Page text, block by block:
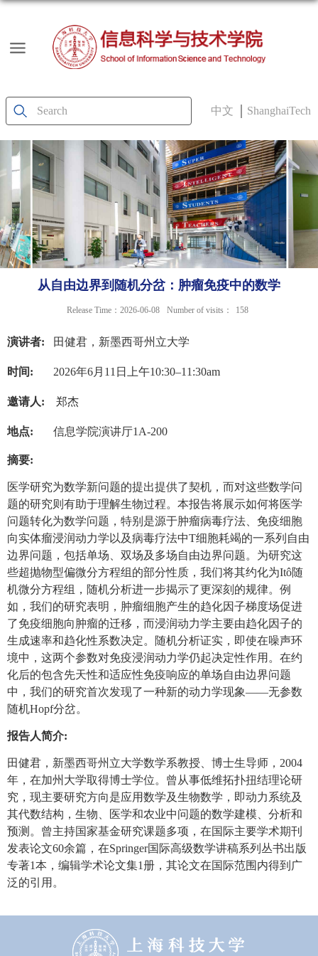
中文 ShanghaiTech
从自由边界到随机分岔：肿瘤免疫中的数学
Release Time：2026-06-08 Number of visits： 158
演讲者: 田健君 ，新墨西哥州立大学
时间: 2026年6月11日上午10:30–11:30am
邀请人: 郑杰
地点: 信息学院演讲厅1A-200
摘要:
医学研究为数学新问题的提出提供了契机，而对这些数学问
题的研究则有助于理解生物过程。本报告将展示如何将医学
问题转化为数学问题，特别是源于肿瘤病毒疗法、免疫细胞
向实体瘤浸润动力学以及病毒疗法中T细胞耗竭的一系列自由
边界问题，包括单场、双场及多场自由边界问题。为研究这
些超抛物型偏微分方程组的部分性质，我们将其约化为Itô随
机微分方程组，随机分析进一步揭示了更深刻的规律。例
如，我们的研究表明，肿瘤细胞产生的趋化因子梯度场促进
了免疫细胞向肿瘤的迁移，而浸润动力学主要由趋化因子的
生成速率和趋化性系数决定。随机分析证实，即使在噪声环
境中，这两个参数对免疫浸润动力学仍起决定性作用。在约
化后的包含先天性和适应性免疫响应的单场自由边界问题
中，我们的研究首次发现了一种新的动力学现象——无参数
随机Hopf分岔。
报告人简介:
田健君，新墨西哥州立大学数学系教授、博士生导师， 2004
年，在加州大学取得博士学位。曾从事低维拓扑扭结理论研
究，现主要研究方向是应用数学及生物数学，即动力系统及
其代数结构，生物、医学和农业中问题的数学建模、分析和
预测。曾主持国家基金研究课题多项，在国际主要学术期刊
发表论文60余篇，在Springer国际高级数学讲稿系列丛书出版
专著1本，编辑学术论文集1 册，其论文在国际范围内得到广
泛的引用。